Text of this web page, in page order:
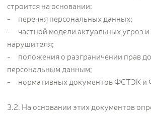
строится на основании:
- перечня персональных данных;
- частной модели актуальных угроз и
нарушителя;
- положения о разграничении прав
персональным данным;
- нормативных документов ФСТЭК и
3.2. На основании этих документов